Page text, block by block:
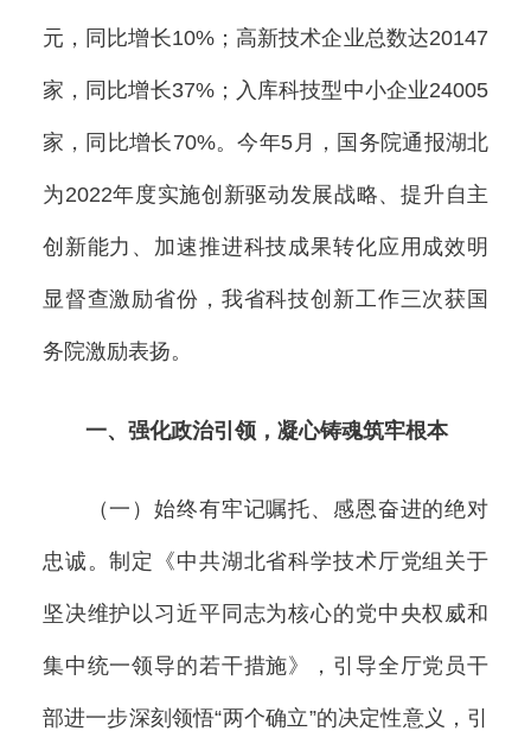
元，同比增长10%；高新技术企业总数达20147
家，同比增长37%；入库科技型中小企业24005
家，同比增长70%。今年5月，国务院通报湖北
为2022年度实施创新驱动发展战略、提升自主
创新能力、加速推进科技成果转化应用成效明
显督查激励省份，我省科技创新工作三次获国
务院激励表扬。
一、强化政治引领，凝心铸魂筑牢根本
（一）始终有牢记嘱托、感恩奋进的绝对
忠诚。制定《中共湖北省科学技术厅党组关于
坚决维护以习近平同志为核心的党中央权威和
集中统一领导的若干措施》，引导全厅党员干
部进一步深刻领悟“两个确立”的决定性意义，引